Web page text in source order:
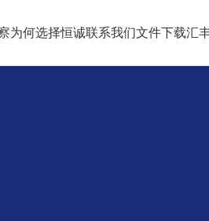
为何选择恒诚联系我们文件下载汇